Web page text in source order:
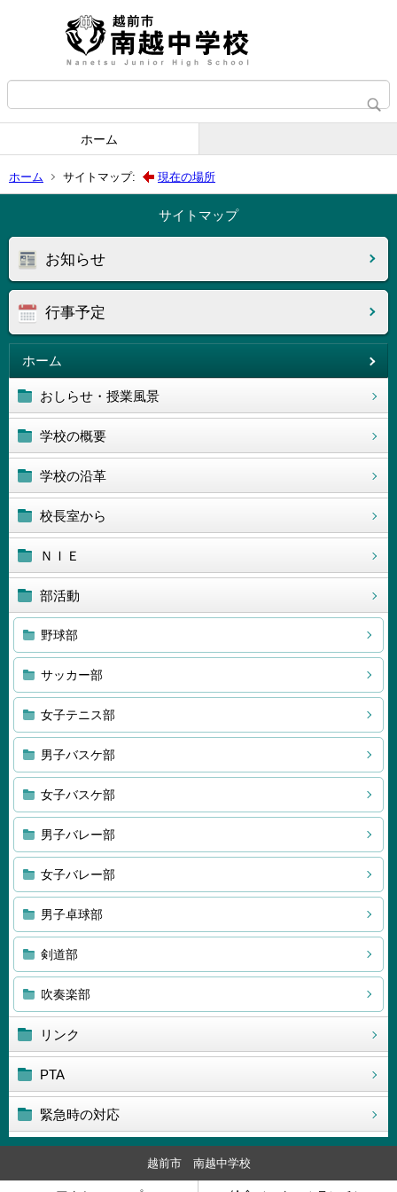
ホーム
ホーム サイトマップ: 現在の場所
サイトマップ
お知らせ
行事予定
ホーム
おしらせ・授業風景
学校の概要
学校の沿革
校長室から
ＮＩＥ
部活動
野球部
サッカー部
女子テニス部
男子バスケ部
女子バスケ部
男子バレー部
女子バレー部
男子卓球部
剣道部
吹奏楽部
リンク
PTA
緊急時の対応
越前市 南越中学校